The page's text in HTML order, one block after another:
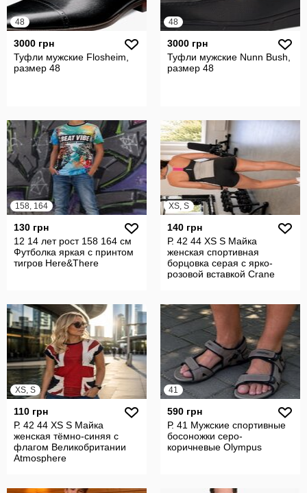
48
3000 грн
Туфли мужские Flosheim,
размер 48
48
3000 грн
Туфли мужские Nunn Bush,
размер 48
158, 164
130 грн
12 14 лет рост 158 164 см
Футболка яркая с принтом
тигров Here&There
XS, S
140 грн
Р. 42 44 XS S Майка
женская спортивная
борцовка серая с ярко-
розовой вставкой Crane
XS, S
110 грн
Р. 42 44 XS S Майка
женская тёмно-синяя с
флагом Великобритании
Atmosphere
41
590 грн
Р. 41 Мужские спортивные
босоножки серо-
коричневые Olympus